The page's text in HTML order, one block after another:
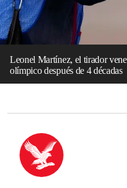
Leonel Martínez, el tirador
olímpico después de 4 décadas